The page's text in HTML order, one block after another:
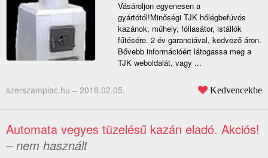
Vásároljon egyenesen a
gyártótól!Minőségi TJK hőlégbefúvós
kazánok, műhely, fóliasátor, istállók
fűtésére. 2 év garanciával, kedvező áron.
Bővebb információért látogassa meg a
TJK weboldalát, vagy ...
szerszampiac.hu – 2018.02.05. Kedvencekbe
Automata vegyes tüzelésű kazán eladó. Akciós!
– nem használt